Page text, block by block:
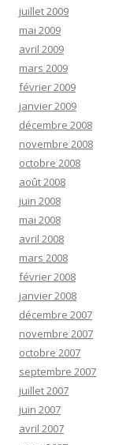
juillet 2009
mai 2009
avril 2009
mars 2009
février 2009
janvier 2009
décembre 2008
novembre 2008
octobre 2008
août 2008
juin 2008
mai 2008
avril 2008
mars 2008
février 2008
janvier 2008
décembre 2007
novembre 2007
octobre 2007
septembre 2007
juillet 2007
juin 2007
avril 2007